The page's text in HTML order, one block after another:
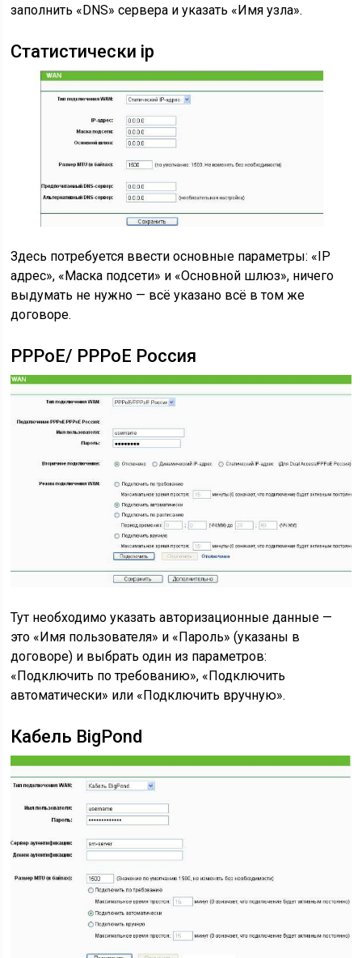
заполнить «DNS» сервера и указать «Имя узла».
Статистически ip
Здесь потребуется ввести основные параметры: «IP
адрес», «Маска подсети» и «Основной шлюз», ничего
выдумать не нужно — всё указано всё в том же
договоре.
PPPoE/ PPPoE Россия
Тут необходимо указать авторизационные данные —
это «Имя пользователя» и «Пароль» (указаны в
договоре) и выбрать один из параметров:
«Подключить по требованию», «Подключить
автоматически» или «Подключить вручную».
Кабель BigPond